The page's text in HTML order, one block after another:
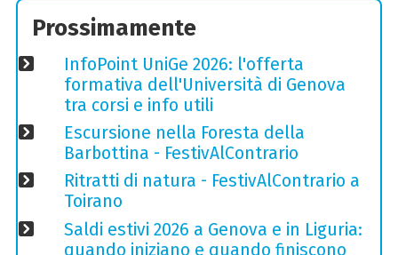
Prossimamente
InfoPoint UniGe 2026: l'offerta
formativa dell'Università di Genova
tra corsi e info utili
Escursione nella Foresta della
Barbottina - FestivAlContrario
Ritratti di natura - FestivAlContrario a
Toirano
Saldi estivi 2026 a Genova e in Liguria:
quando iniziano e quando finiscono